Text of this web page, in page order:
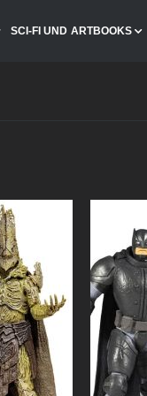
SCI-FI UND ARTBOOKS